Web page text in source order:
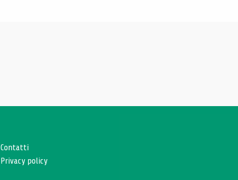
Contatti
Privacy policy